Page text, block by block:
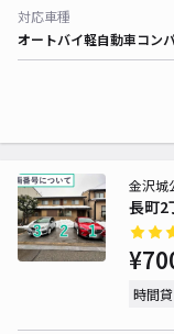
対応車種
オートバイ軽自動車コン
長町
金沢城
時間